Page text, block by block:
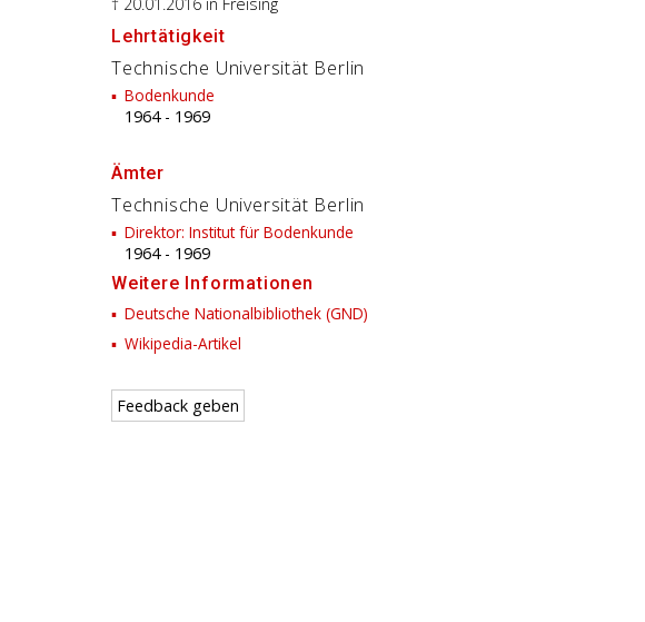
Lehrtätigkeit
Technische Universität Berlin
Bodenkunde
1964- 1969
Ämter
Technische Universität Berlin
Direktor: Institut für Bodenkunde
1964- 1969
Weitere Informationen
Deutsche Nationalbibliothek (GND)
Wikipedia-Artikel
Feedback geben